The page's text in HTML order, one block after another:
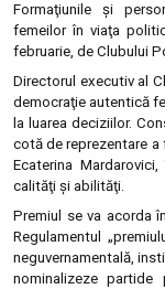
Formaţiunile şi
femeilor în viaţa
februarie, de Clubului
Directorul executiv al
democraţie autentică
la luarea deciziilor.
cotă de reprezentare a
Ecaterina
calităţi şi abilităţi.
Premiul se va acorda
Regulamentul
neguvernamentală,
nominalizeze